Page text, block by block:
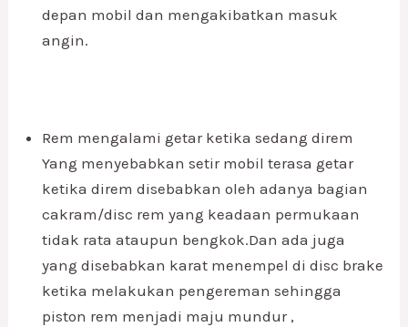
depan mobil dan mengakibatkan masuk
angin.
Rem mengalami getar ketika sedang direm
Yang menyebabkan setir mobil terasa getar
ketika direm disebabkan oleh adanya bagian
cakram/disc rem yang keadaan permukaan
tidak rata ataupun bengkok.Dan ada juga
yang disebabkan karat menempel di disc brake
ketika melakukan pengereman sehingga
piston rem menjadi maju mundur ,